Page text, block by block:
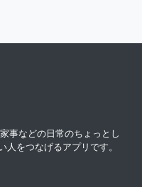
事などの日常のちょっとし
人をつなげるアプリです。